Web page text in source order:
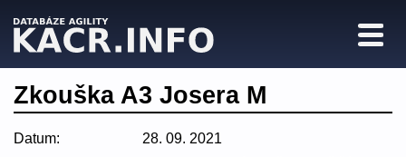
Zkouška A3 Josera M
Datum:
28. 09. 2021